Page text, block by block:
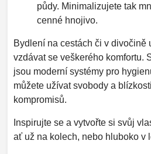
půdy. Minimalizujete tak
cenné hnojivo.
Bydlení na cestách či v divočině
vzdávat se veškerého komfortu.
jsou moderní systémy pro
můžete užívat svobody a
kompromisů.
Inspirujte se a vytvořte si svůj
ať už na kolech, nebo hluboko v